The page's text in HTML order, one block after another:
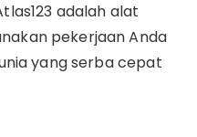
adalah alat
pekerjaan Anda
yang serba cepat